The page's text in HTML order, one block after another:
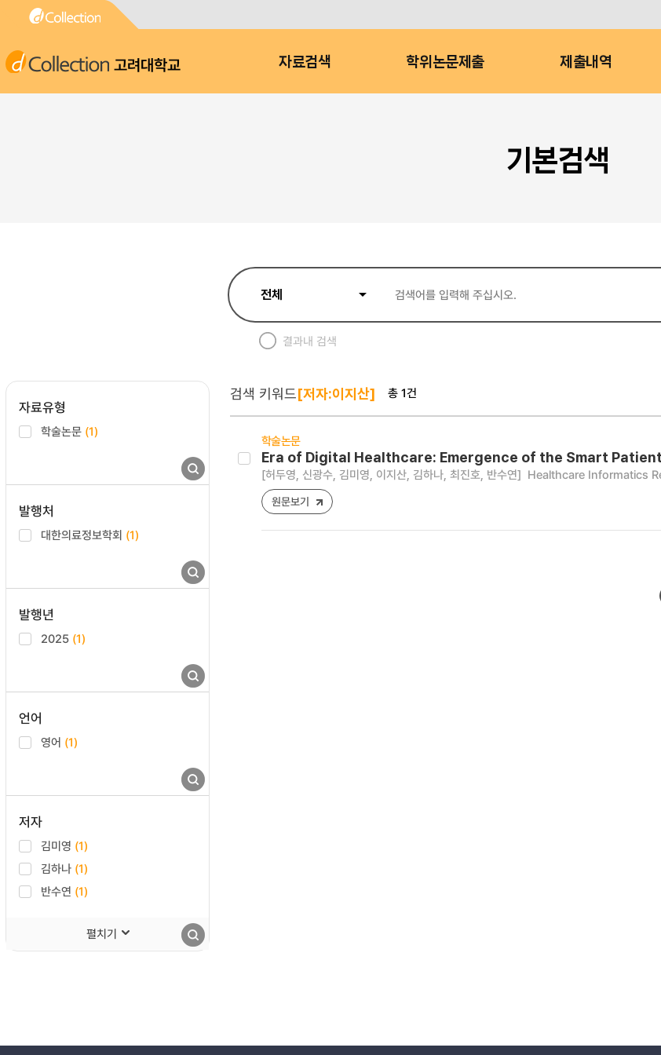
고려대학교 자료검색 학위논문제출 제출내역
기본검색
결과내 검색
자료유형
학술논문 (1)
발행처
대한의료정보학회 (1)
발행년
2025 (1)
언어
영어 (1)
저자
김미영 (1)
김하나 (1)
반수연 (1)
펼치기
검색 키워드[저자:이지산] 총 1건
학술논문
Era of Digital Healthcare: Emergence of the Smart Patient
[허두영, 신광수, 김미영, 이지산, 김하나, 최진호, 반수연] Healthcare Informatics
원문보기